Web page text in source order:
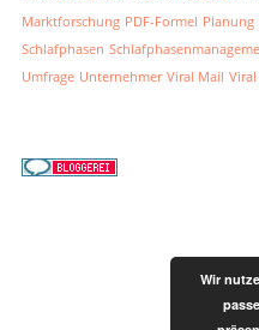
Marktforschung PDF-Formel Planung
Schlafphasen
Umfrage Unternehmer Viral Mail
Wir